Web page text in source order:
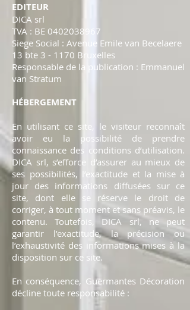
EDITEUR
DICA srl
TVA : BE 0402038967
Siege Social : Avenue Emile van Becelaere
13 bte 3 - 1170 Bruxelles
Responsable de la publication : Emmanuel
van Stratum
HÉBERGEMENT
En utilisant ce site, le visiteur reconnaît
avoir eu la possibilité de prendre
connaissance des conditions d’utilisation.
DICA srl, s’efforce d’assurer au mieux de
ses possibilités, l’exactitude et la mise à
jour des informations diffusées sur ce
site, dont elle se réserve le droit de
corriger, à tout moment et sans préavis, le
contenu. Toutefois, DICA srl, ne peut
garantir l’exactitude, la précision ou
l’exhaustivité des informations mises à la
disposition sur ce site.
En conséquence, Guermantes Décoration
décline toute responsabilité :